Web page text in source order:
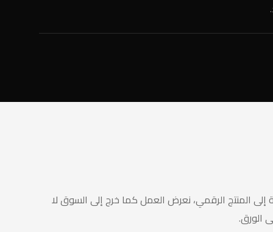
إلى المنتج الرقمي، نعرض العمل كما خرج إلى السوق لا
الورق.